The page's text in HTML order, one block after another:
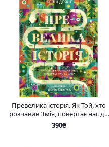
Превелика історія. Як Той, хто
розчавив Змія, повертає нас до
Саду
390₴